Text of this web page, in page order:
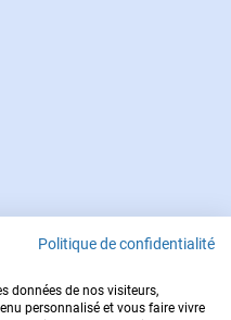
Politique de confidentialité
données de nos visiteurs,
personnalisé et vous faire vivre